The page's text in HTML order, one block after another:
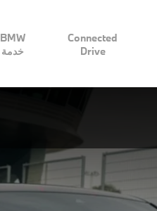
Connected
Drive
BMW
خدمة